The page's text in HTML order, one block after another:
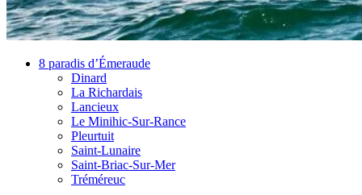
8 paradis d’Émeraude
Dinard
La Richardais
Lancieux
Le Minihic-Sur-Rance
Pleurtuit
Saint-Lunaire
Saint-Briac-Sur-Mer
Tréméreuc